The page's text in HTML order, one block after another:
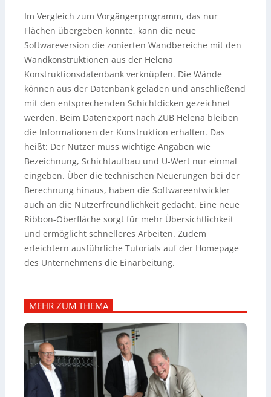
Im Vergleich zum Vorgängerprogramm, das nur
Flächen übergeben konnte, kann die neue
Softwareversion die zonierten Wandbereiche mit den
Wandkonstruktionen aus der Helena
Konstruktionsdatenbank verknüpfen. Die Wände
können aus der Datenbank geladen und anschließend
mit den entsprechenden Schichtdicken gezeichnet
werden. Beim Datenexport nach ZUB Helena bleiben
die Informationen der Konstruktion erhalten. Das
heißt: Der Nutzer muss wichtige Angaben wie
Bezeichnung, Schichtaufbau und U-Wert nur einmal
eingeben. Über die technischen Neuerungen bei der
Berechnung hinaus, haben die Softwareentwickler
auch an die Nutzerfreundlichkeit gedacht. Eine neue
Ribbon-Oberfläche sorgt für mehr Übersichtlichkeit
und ermöglicht schnelleres Arbeiten. Zudem
erleichtern ausführliche Tutorials auf der Homepage
des Unternehmens die Einarbeitung.
MEHR ZUM THEMA